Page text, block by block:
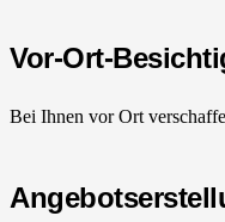
Vor-Ort-
Bei Ihnen vor Ort